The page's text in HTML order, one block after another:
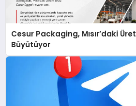
Cesur Packaging, Mısır’daki
Büyütüyor